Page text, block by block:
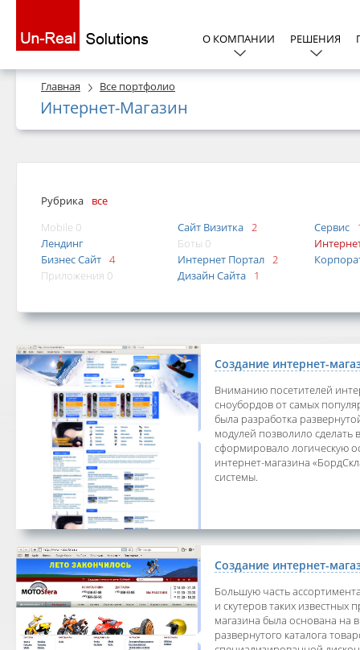
О КОМПАНИИ РЕШЕНИЯ
Главная Все портфолио
Интернет-Магазин
Рубрика
все
Mobile 0
Сайт Визитка 2 Сервис
Лендинг
Боты 0
Бизнес Сайт 4 Интернет Портал 2
Приложения 0
Дизайн Сайта 1
Создание интернет-
Вниманию посетителей
сноубордов от самых
была разработка
модулей позволило
сформировало логическую
интернет-магазина
системы.
Создание интернет-
Большую часть
и скутеров таких известных
магазина была основана на
развернутого каталога